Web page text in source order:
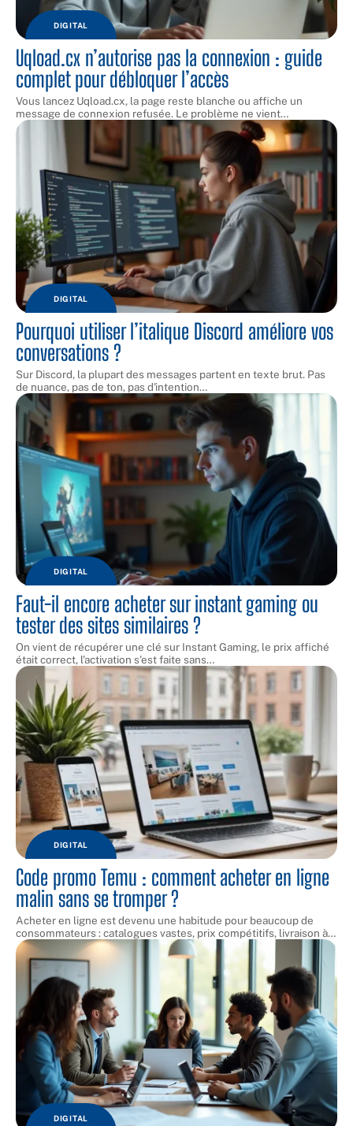
DIGITAL
Uqload.cx n’autorise pas la connexion : guide
complet pour débloquer l’accès
Vous lancez Uqload.cx, la page reste blanche ou affiche un
message de connexion refusée. Le problème ne vient…
DIGITAL
Pourquoi utiliser l’italique Discord améliore vos
conversations ?
Sur Discord, la plupart des messages partent en texte brut. Pas
de nuance, pas de ton, pas d'intention…
DIGITAL
Faut-il encore acheter sur instant gaming ou
tester des sites similaires ?
On vient de récupérer une clé sur Instant Gaming, le prix affiché
était correct, l'activation s'est faite sans…
DIGITAL
Code promo Temu : comment acheter en ligne
malin sans se tromper ?
Acheter en ligne est devenu une habitude pour beaucoup de
consommateurs : catalogues vastes, prix compétitifs, livraison à…
DIGITAL